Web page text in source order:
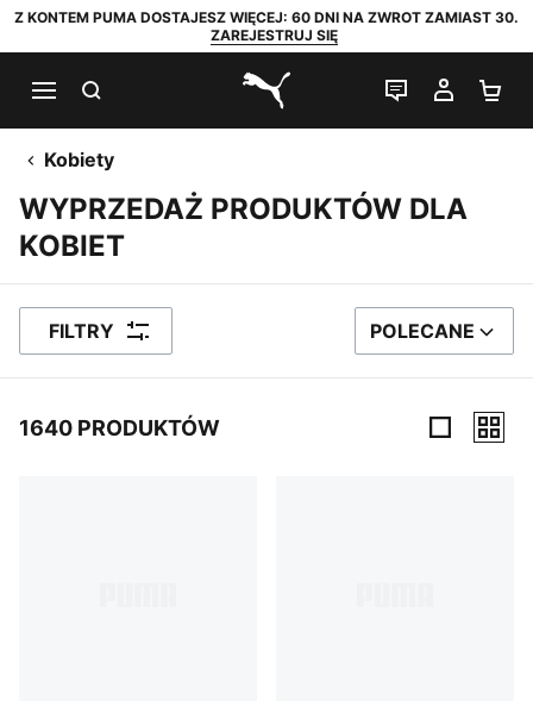
Z KONTEM PUMA DOSTAJESZ WIĘCEJ: 60 DNI NA ZWROT ZAMIAST 30.
ZAREJESTRUJ SIĘ
PUMA.com
CZAT NA
MOJE
Kobiety
WYPRZEDAŻ PRODUKTÓW DLA
KOBIET
FILTRY SORTUJ WEDŁUG
POLECANE
1640 PRODUKTÓW